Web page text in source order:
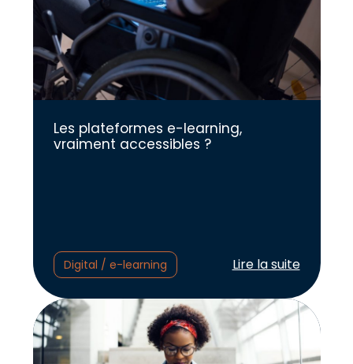
Les plateformes e-learning,
vraiment accessibles ?
Digital / e-learning Lire l'article :
Lire la suite